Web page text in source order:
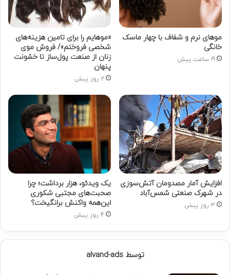
موهای نرم و شفاف با چهار ماسک
خانگی
19 ساعت پیش
«موهایم را برای تامین هزینه‌های
شخصی فروختم»/ فروش موی
زنان از صنعت پول‌ساز تا خشونت
پنهان
2 روز پیش
افزایش آمار مصدومان آتش‌سوزی
در شهرک صنعتی شمس‌آباد
3 روز پیش
یک ویدئو، هزار برداشت؛ چرا
صحبت‌های مجتبی شکوری
این‌همه واکنش برانگیخت؟
4 روز پیش
توسط alvand-ads